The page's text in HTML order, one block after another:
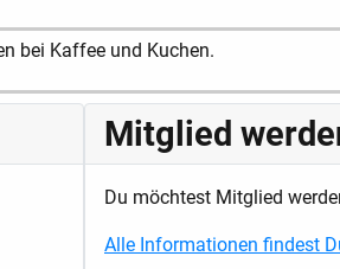
bei Kaffee und Kuchen.
Mitglied
Du möchtest Mitglied
Alle Informationen findest